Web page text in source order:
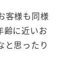
客様も同様
齢に近いお
と思ったり